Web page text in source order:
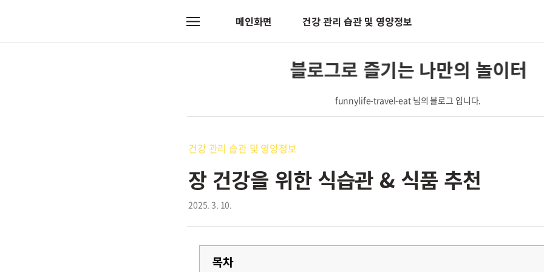
메인화면 건강 관리 습관 및 영양정보
메
블로그로 즐기는 나만의 놀이터
funnylife-travel-eat 님의 블로그 입니다.
건강 관리 습관 및 영양정보
장 건강을 위한 식습관 & 식품 추천
2025. 3. 10.
목차